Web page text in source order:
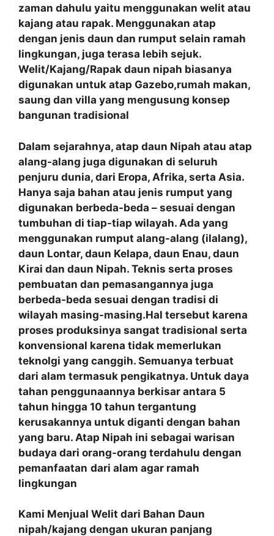
zaman dahulu yaitu menggunakan welit atau
kajang atau rapak. Menggunakan atap
dengan jenis daun dan rumput selain ramah
lingkungan, juga terasa lebih sejuk.
Welit/Kajang/Rapak daun nipah biasanya
digunakan untuk atap Gazebo,rumah makan,
saung dan villa yang mengusung konsep
bangunan tradisional
Dalam sejarahnya, atap daun Nipah atau atap
alang-alang juga digunakan di seluruh
penjuru dunia, dari Eropa, Afrika, serta Asia.
Hanya saja bahan atau jenis rumput yang
digunakan berbeda-beda – sesuai dengan
tumbuhan di tiap-tiap wilayah. Ada yang
menggunakan rumput alang-alang (ilalang),
daun Lontar, daun Kelapa, daun Enau, daun
Kirai dan daun Nipah. Teknis serta proses
pembuatan dan pemasangannya juga
berbeda-beda sesuai dengan tradisi di
wilayah masing-masing.Hal tersebut karena
proses produksinya sangat tradisional serta
konvensional karena tidak memerlukan
teknolgi yang canggih. Semuanya terbuat
dari alam termasuk pengikatnya. Untuk daya
tahan penggunaannya berkisar antara 5
tahun hingga 10 tahun tergantung
kerusakannya untuk diganti dengan bahan
yang baru. Atap Nipah ini sebagai warisan
budaya dari orang-orang terdahulu dengan
pemanfaatan dari alam agar ramah
lingkungan
Kami Menjual Welit dari Bahan Daun
nipah/kajang dengan ukuran panjang